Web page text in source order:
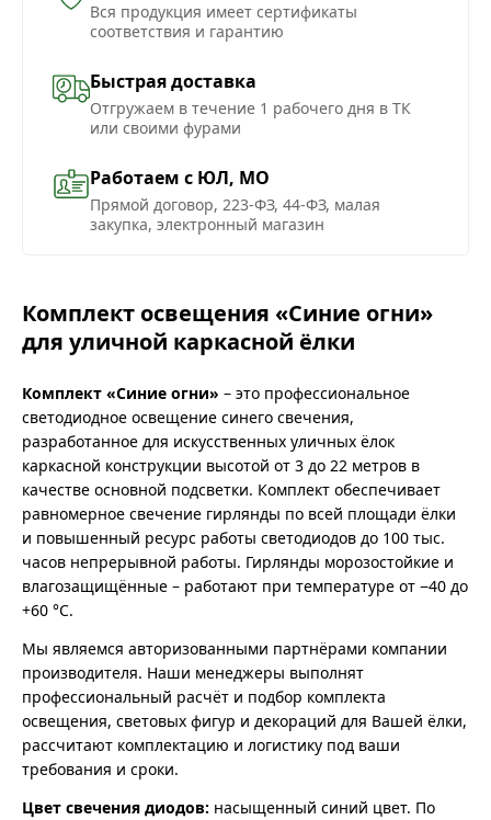
Вся продукция имеет сертификаты
соответствия и гарантию
Быстрая доставка
Отгружаем в течение 1 рабочего дня в ТК
или своими фурами
Работаем с ЮЛ, МО
Прямой договор, 223-ФЗ, 44-ФЗ, малая
закупка, электронный магазин
Комплект освещения «Синие огни»
для уличной каркасной ёлки
Комплект «Синие огни» – это профессиональное
светодиодное освещение синего свечения,
разработанное для искусственных уличных ёлок
каркасной конструкции высотой от 3 до 22 метров в
качестве основной подсветки. Комплект обеспечивает
равномерное свечение гирлянды по всей площади ёлки
и повышенный ресурс работы светодиодов до 100 тыс.
часов непрерывной работы. Гирлянды морозостойкие и
влагозащищённые – работают при температуре от −40 до
+60 °C.
Мы являемся авторизованными партнёрами компании
производителя. Наши менеджеры выполнят
профессиональный расчёт и подбор комплекта
освещения, световых фигур и декораций для Вашей ёлки,
рассчитают комплектацию и логистику под ваши
требования и сроки.
Цвет свечения диодов: насыщенный синий цвет. По